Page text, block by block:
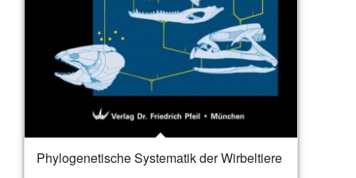
Phylogenetische Systematik der Wirbeltiere